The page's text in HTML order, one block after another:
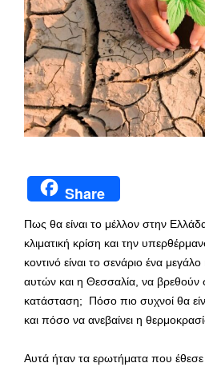
Share
Πως θα είναι το μέλλον στην
κλιματική κρίση και την
κοντινό είναι το σενάριο ένα
αυτών και η Θεσσαλία, να βρεθούν
κατάσταση; Πόσο πιο συχνοί θα
και πόσο να ανεβαίνει η
Αυτά ήταν τα ερωτήματα που